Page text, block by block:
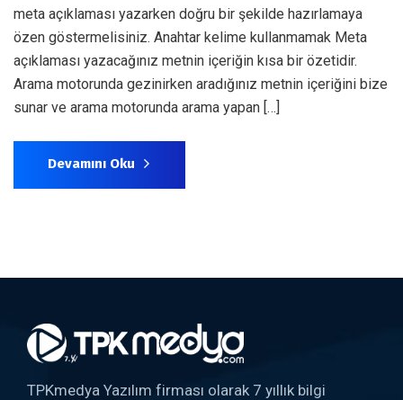
meta açıklaması yazarken doğru bir şekilde hazırlamaya
özen göstermelisiniz. Anahtar kelime kullanmamak Meta
açıklaması yazacağınız metnin içeriğin kısa bir özetidir.
Arama motorunda gezinirken aradığınız metnin içeriğini bize
sunar ve arama motorunda arama yapan […]
Devamını Oku
TPKmedya Yazılım firması olarak 7 yıllık bilgi